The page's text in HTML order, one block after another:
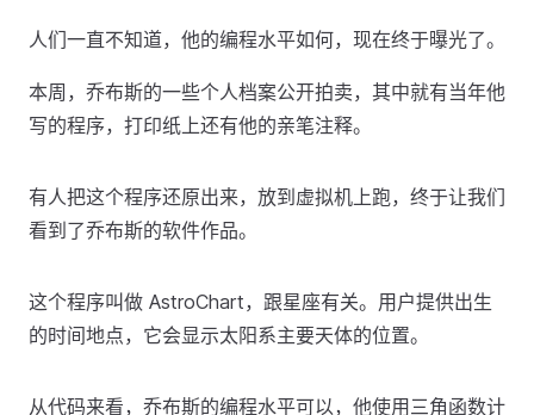
人们一直不知道，他的编程水平如何，现在终于曝光了。
本周，乔布斯的一些个人档案公开拍卖，其中就有当年他
写的程序，打印纸上还有他的亲笔注释。
有人把这个程序还原出来，放到虚拟机上跑，终于让我们
看到了乔布斯的软件作品。
这个程序叫做 AstroChart，跟星座有关。用户提供出生
的时间地点，它会显示太阳系主要天体的位置。
从代码来看，乔布斯的编程水平可以，他使用三角函数计